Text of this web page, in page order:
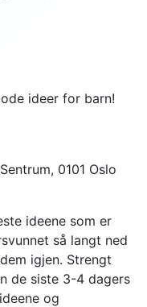
ideer for barn!
0101 Oslo
ideene som er
så langt ned
igjen. Strengt
de siste 3-4 dagers
og